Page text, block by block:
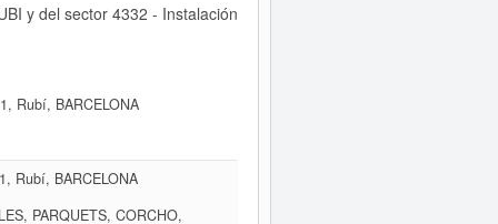
y del sector 4332 - Instalación
Rubí, BARCELONA
Rubí, BARCELONA
PARQUETS, CORCHO,